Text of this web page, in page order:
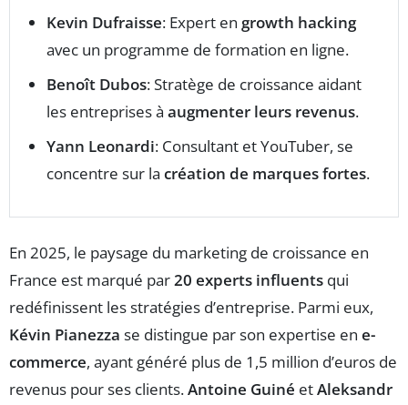
Kevin Dufraisse: Expert en growth hacking
avec un programme de formation en ligne.
Benoît Dubos: Stratège de croissance aidant
les entreprises à augmenter leurs revenus.
Yann Leonardi: Consultant et YouTuber, se
concentre sur la création de marques fortes.
En 2025, le paysage du marketing de croissance en
France est marqué par20 experts influents qui
redéfinissent les stratégies d’entreprise. Parmi eux,
Kévin Pianezza se distingue par son expertise en e-
commerce, ayant généré plus de 1,5 million d’euros de
revenus pour ses clients.Antoine Guiné etAleksandr